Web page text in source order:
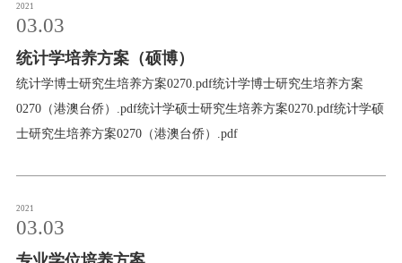
2021
03.03
统计学培养方案（硕博）
统计学博士研究生培养方案0270.pdf统计学博士研究生培养方案
0270（港澳台侨）.pdf统计学硕士研究生培养方案0270.pdf统计学硕
士研究生培养方案0270（港澳台侨）.pdf
2021
03.03